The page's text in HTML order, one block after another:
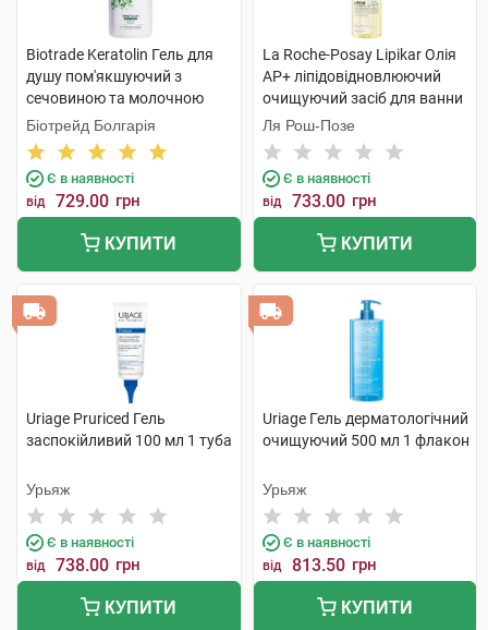
Biotrade Keratolin Гель для
душу пом'якшуючий з
сечовиною та молочною
кислотою 400 мл 1 флакон
Біотрейд Болгарія
Є в наявності
від 729.00 грн
КУПИТИ
La Roche-Posay Lipikar Олія
AP+ ліпідовідновлюючий
очищуючий засіб для ванни
та душу 400 мл 1 флакон
Ля Рош-Позе
Є в наявності
від 733.00 грн
КУПИТИ
Uriage Pruriced Гель
заспокійливий 100 мл 1 туба
Урьяж
Є в наявності
від 738.00 грн
КУПИТИ
Uriage Гель дерматологічний
очищуючий 500 мл 1 флакон
Урьяж
Є в наявності
від 813.50 грн
КУПИТИ